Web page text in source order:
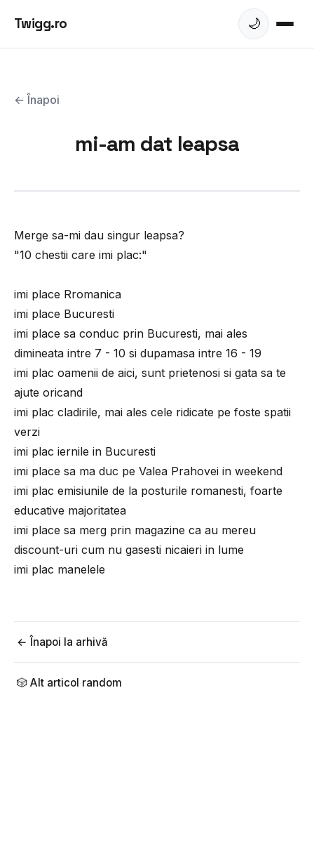
Twigg.ro 🌙
← Înapoi
mi-am dat leapsa
Merge sa-mi dau singur leapsa?
"10 chestii care imi plac:"
imi place Rromanica
imi place Bucuresti
imi place sa conduc prin Bucuresti, mai ales
dimineata intre 7 - 10 si dupamasa intre 16 - 19
imi plac oamenii de aici, sunt prietenosi si gata sa te
ajute oricand
imi plac cladirile, mai ales cele ridicate pe foste spatii
verzi
imi plac iernile in Bucuresti
imi place sa ma duc pe Valea Prahovei in weekend
imi plac emisiunile de la posturile romanesti, foarte
educative majoritatea
imi place sa merg prin magazine ca au mereu
discount-uri cum nu gasesti nicaieri in lume
imi plac manelele
← Înapoi la arhivă
🎲 Alt articol random